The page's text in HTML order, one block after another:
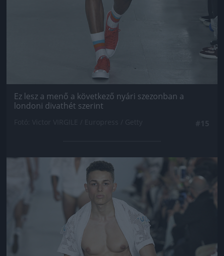
Ez lesz a menő a következő nyári szezonban a
londoni divathét szerint
Jön még kép!